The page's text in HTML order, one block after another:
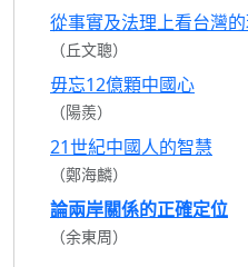
從事實及法理上看台灣
（丘文聰）
毋忘12億顆中國心
（陽羨）
21世紀中國人的智慧
（鄭海麟）
論兩岸關係的正確定位
（余東周）